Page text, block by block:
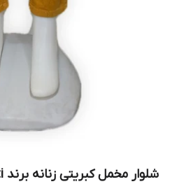
شلوار مخمل کبریتی زنانه برند Gina Benotti سایز 40